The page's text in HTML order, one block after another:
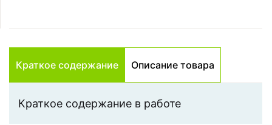
Краткое содержание Описание товара
Краткое содержание в работе